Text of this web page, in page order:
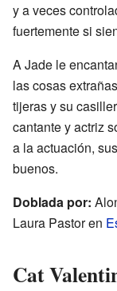
y a veces
fuertemente si
A Jade le
las cosas
tijeras y su
cantante y actriz
a la actuación,
buenos.
Doblada por:
Laura Pastor en
Cat